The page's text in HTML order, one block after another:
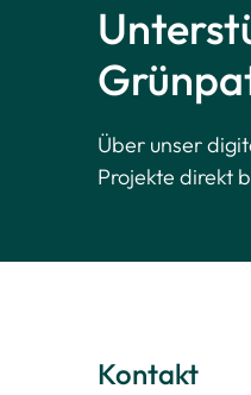
Über unser
Projekte direkt
Kontakt